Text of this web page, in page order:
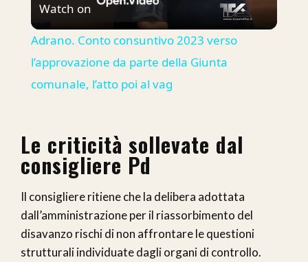
Video
Watch on
Adrano. Conto consuntivo 2023 verso
l’approvazione da parte della Giunta
comunale, l’atto poi al vag
Le criticità sollevate dal
consigliere Pd
Il consigliere ritiene che la delibera adottata
dall’amministrazione per il riassorbimento del
disavanzo rischi di non affrontare le questioni
strutturali individuate dagli organi di controllo.